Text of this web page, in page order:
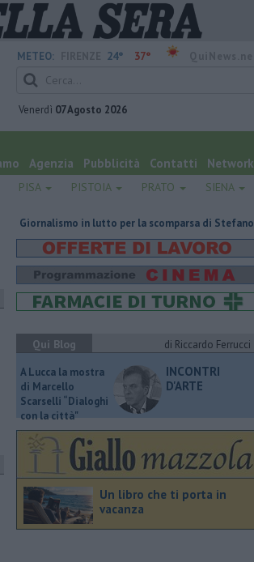
METEO: 24° 37°
Venerdì 07 Agosto 2026
Agenzia Pubblicità Contatti Network
PISA PISTOIA PRATO SIENA
in lutto per la scomparsa di Stefano Marcelli
Qui Blog
di Riccardo Ferrucci
A Lucca la mostra
di Marcello
Scarselli “Dialoghi
con la città"
INCONTRI
D'ARTE
Un libro che ti porta in
vacanza